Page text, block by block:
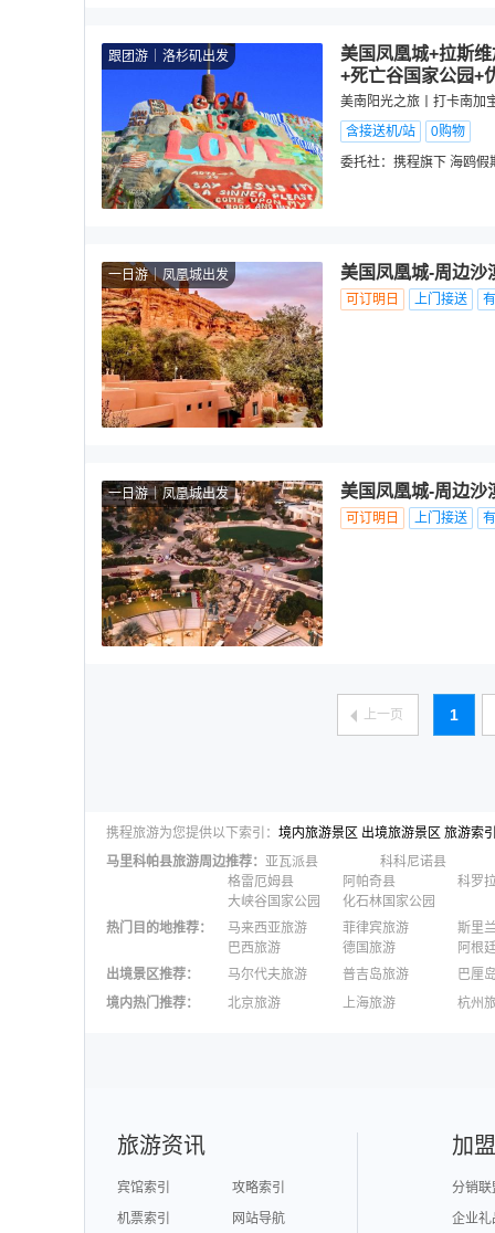
跟团游 洛杉矶出发
美国凤凰城+拉斯
+死亡谷国家公园+
美南阳光之旅丨打卡南加
含接送机/站
0购物
委托社： 携程旗下 海鸥假
一日游 凤凰城出发 美国凤凰城-周边沙
可订明日 上门接送
一日游 凤凰城出发 美国凤凰城-周边沙
可订明日 上门接送
上一页 1
携程旅游为您提供以下索引： 境内旅游景区 出境旅游景区 旅游索
马里科帕县旅游周边推荐： 亚瓦派县
科科尼诺县
格雷厄姆县
阿帕奇县
科罗
大峡谷国家公园
化石林国家公园
热门目的地推荐： 马来西亚旅游 菲律宾旅游
斯里
巴西旅游
德国旅游
阿根
出境景区推荐： 马尔代夫旅游 普吉岛旅游
巴厘
澳大利亚旅游
毛里求斯旅游
苏梅
境内热门推荐： 北京旅游 上海旅游
杭州
旅游资讯
宾馆索引
攻略索引
机票索引
网站导航
加
分销联
企业礼